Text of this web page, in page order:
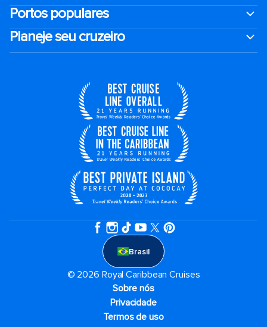
Portos populares
Planeje seu cruzeiro
Brasil
© 2026 Royal Caribbean Cruises
Sobre nós
Privacidade
Termos de uso